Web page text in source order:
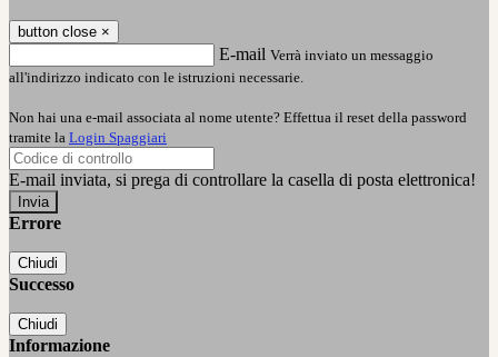
button close ×
E-mail Verrà inviato un messaggio
all'indirizzo indicato con le istruzioni necessarie.
Non hai una e-mail associata al nome utente? Effettua il reset della password
tramite la Login Spaggiari
E-mail inviata, si prega di controllare la casella di posta elettronica!
Errore
Chiudi
Successo
Chiudi
Informazione